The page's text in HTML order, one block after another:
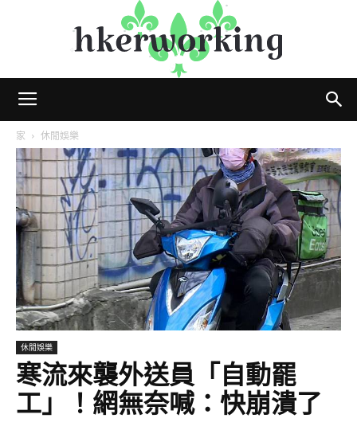
家 休閒娛樂
休閒娛樂
寒流來襲外送員「自動罷
工」！網無奈喊：快崩潰了